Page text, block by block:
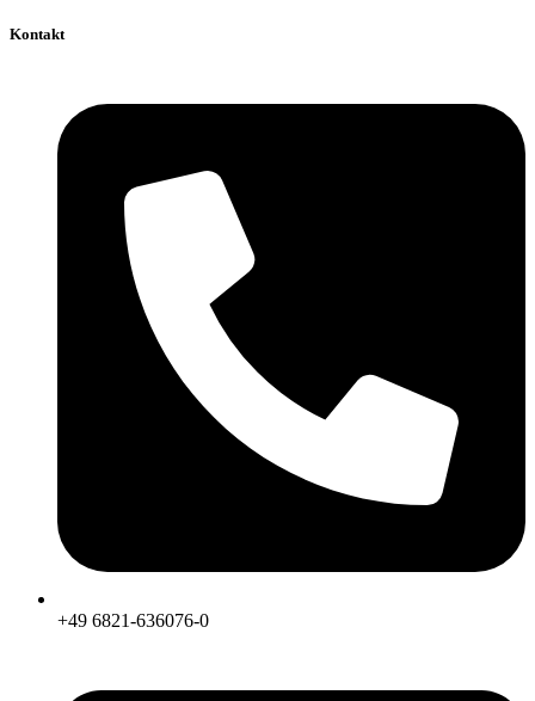
Kontakt
+49 6821-636076-0